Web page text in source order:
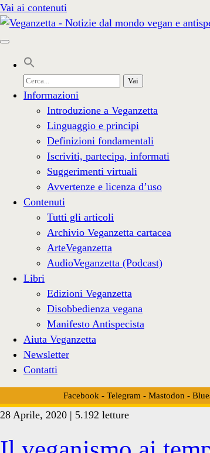
Vai ai contenuti
Cerca
per:
Informazioni
Introduzione a Veganzetta
Linguaggio e principi
Definizioni fondamentali
Iscriviti, partecipa, informati
Suggerimenti virtuali
Avvertenze e licenza d’uso
Contenuti
Tutti gli articoli
Archivio Veganzetta cartacea
ArteVeganzetta
AudioVeganzetta (Podcast)
Libri
Edizioni Veganzetta
Disobbedienza vegana
Manifesto Antispecista
Aiuta Veganzetta
Newsletter
Contatti
Facebook - Telegram - Mastodon -
Tag:
28 Aprile, 2020 | 5.192 letture